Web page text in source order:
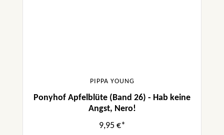
PIPPA YOUNG
Ponyhof Apfelblüte (Band 26) - Hab keine
Angst, Nero!
9,95 €*